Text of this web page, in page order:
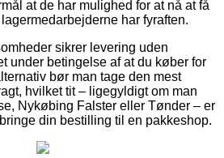
at de har mulighed for at nå at få
har fyraften.
sikrer levering uden
under betingelse af at du køber for
bør man tage den mest
hvilket tit – ligegyldigt om man
Nykøbing Falster eller Tønder – er
din bestilling til en pakkeshop.